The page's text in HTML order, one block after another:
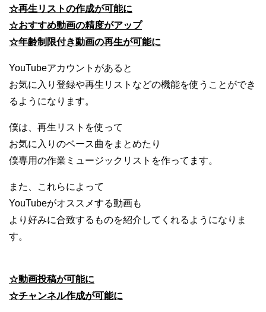
☆再生リストの作成が可能に
☆おすすめ動画の精度がアップ
☆年齢制限付き動画の再生が可能に
YouTubeアカウントがあると
お気に入り登録や再生リストなどの機能を使うことができ
るようになります。
僕は、再生リストを使って
お気に入りのベース曲をまとめたり
僕専用の作業ミュージックリストを作ってます。
また、これらによって
YouTubeがオススメする動画も
より好みに合致するものを紹介してくれるようになりま
す。
☆動画投稿が可能に
☆チャンネル作成が可能に